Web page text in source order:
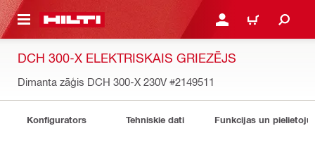
SATURU PIESLĒGTIES VAI
IEPIRKŠANĀS
DCH 300-X ELEKTRISKAIS GRIEZĒJS
Dimanta zāģis DCH 300-X 230V #2149511
Konfigurators Tehniskie dati Funkcijas un